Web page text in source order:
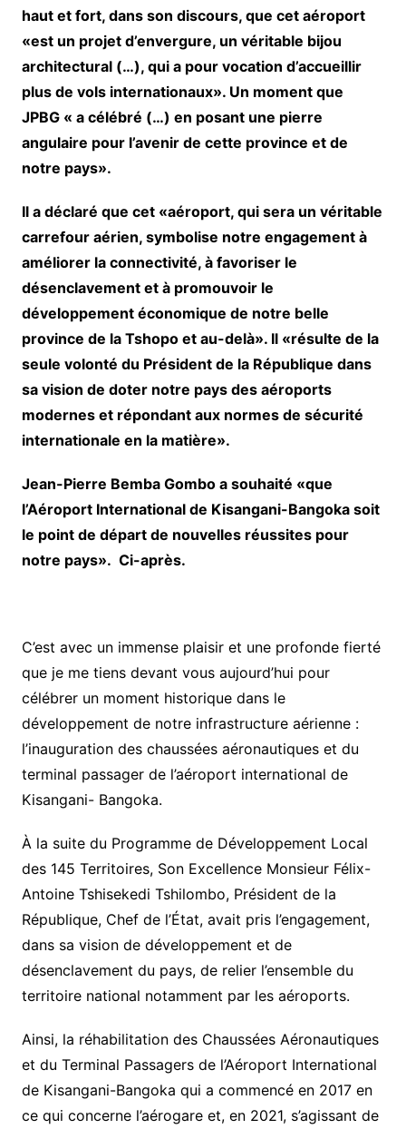
haut et fort, dans son discours, que cet aéroport
«est un projet d’envergure, un véritable bijou
architectural (…), qui a pour vocation d’accueillir
plus de vols internationaux». Un moment que
JPBG « a célébré (…) en posant une pierre
angulaire pour l’avenir de cette province et de
notre pays».
Il a déclaré que cet «aéroport, qui sera un véritable
carrefour aérien, symbolise notre engagement à
améliorer la connectivité, à favoriser le
désenclavement et à promouvoir le
développement économique de notre belle
province de la Tshopo et au-delà». Il «résulte de la
seule volonté du Président de la République dans
sa vision de doter notre pays des aéroports
modernes et répondant aux normes de sécurité
internationale en la matière».
Jean-Pierre Bemba Gombo a souhaité «que
l’Aéroport International de Kisangani-Bangoka soit
le point de départ de nouvelles réussites pour
notre pays». Ci-après.
C’est avec un immense plaisir et une profonde fierté
que je me tiens devant vous aujourd’hui pour
célébrer un moment historique dans le
développement de notre infrastructure aérienne :
l’inauguration des chaussées aéronautiques et du
terminal passager de l’aéroport international de
Kisangani- Bangoka.
À la suite du Programme de Développement Local
des 145 Territoires, Son Excellence Monsieur Félix-
Antoine Tshisekedi Tshilombo, Président de la
République, Chef de l’État, avait pris l’engagement,
dans sa vision de développement et de
désenclavement du pays, de relier l’ensemble du
territoire national notamment par les aéroports.
Ainsi, la réhabilitation des Chaussées Aéronautiques
et du Terminal Passagers de l’Aéroport International
de Kisangani-Bangoka qui a commencé en 2017 en
ce qui concerne l’aérogare et, en 2021, s’agissant de